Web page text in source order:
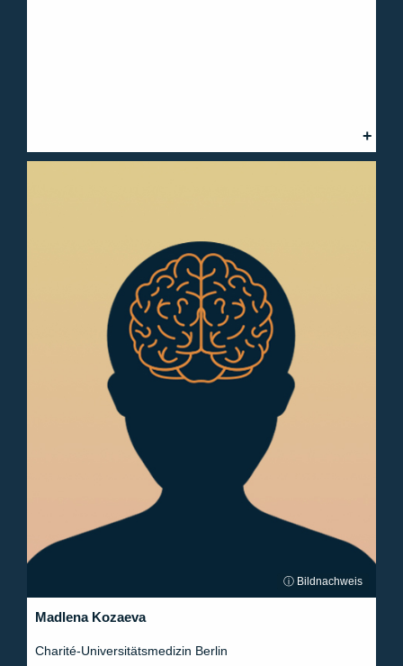
ⓘ Bildnachweis
Madlena Kozaeva
Charité-Universitätsmedizin Berlin